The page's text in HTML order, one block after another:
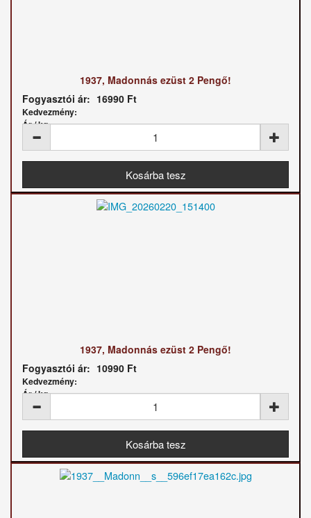
1937, Madonnás ezüst 2 Pengő!
Fogyasztói ár: 16990 Ft
Kedvezmény:
Ár / kg:
1937, Madonnás ezüst 2 Pengő!
Fogyasztói ár: 10990 Ft
Kedvezmény:
Ár / kg: